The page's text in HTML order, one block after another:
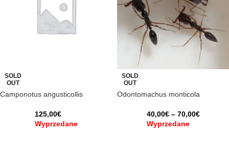
SOLD
OUT
Camponotus angusticollis
125,00€
Wyprzedane
SOLD
OUT
Odontomachus monticola
40,00€ – 70,00€
Wyprzedane